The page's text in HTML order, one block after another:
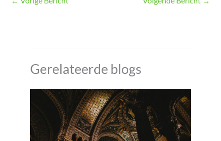
Gerelateerde blogs